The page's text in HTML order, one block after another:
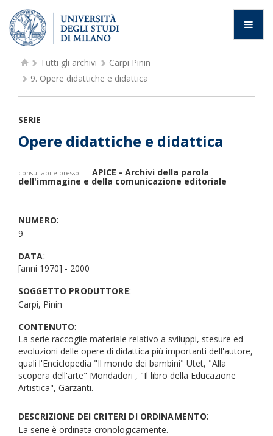
Tutti gli archivi
Carpi Pinin
9. Opere didattiche e didattica
SERIE
Opere didattiche e didattica
consultabile presso: APICE - Archivi della parola
dell'immagine e della comunicazione editoriale
NUMERO:
9
DATA:
[anni 1970] - 2000
SOGGETTO PRODUTTORE:
Carpi, Pinin
CONTENUTO:
La serie raccoglie materiale relativo a sviluppi, stesure ed
evoluzioni delle opere di didattica più importanti dell'autore,
quali l'Enciclopedia "Il mondo dei bambini" Utet, "Alla
scopera dell'arte" Mondadori , "Il libro della Educazione
Artistica", Garzanti.
DESCRIZIONE DEI CRITERI DI ORDINAMENTO:
La serie è ordinata cronologicamente.